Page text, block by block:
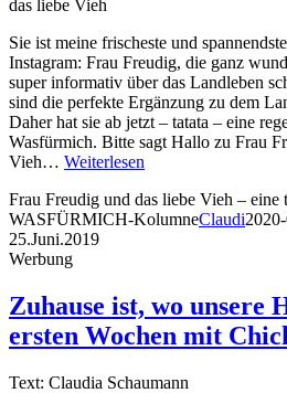
Sie ist meine frischeste und
Instagram: Frau Freudig, die ganz
super informativ über das Landleben
sind die perfekte Ergänzung zu dem
Daher hat sie ab jetzt – tatata – eine
Wasfürmich. Bitte sagt Hallo zu Frau
Vieh… Weiterlesen
Frau Freudig und das liebe Vieh – eine
WASFÜRMICH-KolumneClaudi
25.Juni.2019
Werbung
Zuhause ist, wo unsere
ersten Wochen mit
Text: Claudia Schaumann